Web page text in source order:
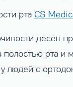
рта CS
десен
полостью рта
людей с